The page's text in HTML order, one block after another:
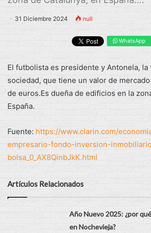
31 Diciembre 2024 null
WhatsApp
El futbolista es presidente y Antonela, la
sociedad, que tiene un valor de
de euros.Es dueña de edificios en la
España.
Fuente: https://www.clarin.com/
empresario-fondo-inversion-
bolsa_0_AX8QinbJkK.html
Artículos Relacionados
Año Nuevo 2025: ¿por
en Nochevieja?